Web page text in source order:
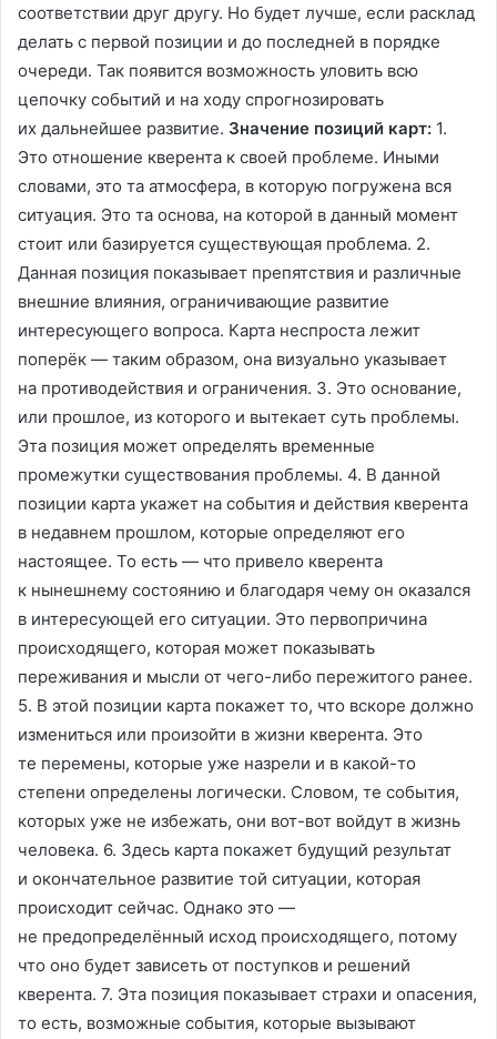
соответствии друг другу. Но будет лучше, если расклад
делать с первой позиции и до последней в порядке
очереди. Так появится возможность уловить всю
цепочку событий и на ходу спрогнозировать
их дальнейшее развитие. Значение позиций карт: 1.
Это отношение кверента к своей проблеме. Иными
словами, это та атмосфера, в которую погружена вся
ситуация. Это та основа, на которой в данный момент
стоит или базируется существующая проблема. 2.
Данная позиция показывает препятствия и различные
внешние влияния, ограничивающие развитие
интересующего вопроса. Карта неспроста лежит
поперёк — таким образом, она визуально указывает
на противодействия и ограничения. 3. Это основание,
или прошлое, из которого и вытекает суть проблемы.
Эта позиция может определять временные
промежутки существования проблемы. 4. В данной
позиции карта укажет на события и действия кверента
в недавнем прошлом, которые определяют его
настоящее. То есть — что привело кверента
к нынешнему состоянию и благодаря чему он оказался
в интересующей его ситуации. Это первопричина
происходящего, которая может показывать
переживания и мысли от чего-либо пережитого ранее.
5. В этой позиции карта покажет то, что вскоре должно
измениться или произойти в жизни кверента. Это
те перемены, которые уже назрели и в какой-то
степени определены логически. Словом, те события,
которых уже не избежать, они вот-вот войдут в жизнь
человека. 6. Здесь карта покажет будущий результат
и окончательное развитие той ситуации, которая
происходит сейчас. Однако это —
не предопределённый исход происходящего, потому
что оно будет зависеть от поступков и решений
кверента. 7. Эта позиция показывает страхи и опасения,
то есть, возможные события, которые вызывают